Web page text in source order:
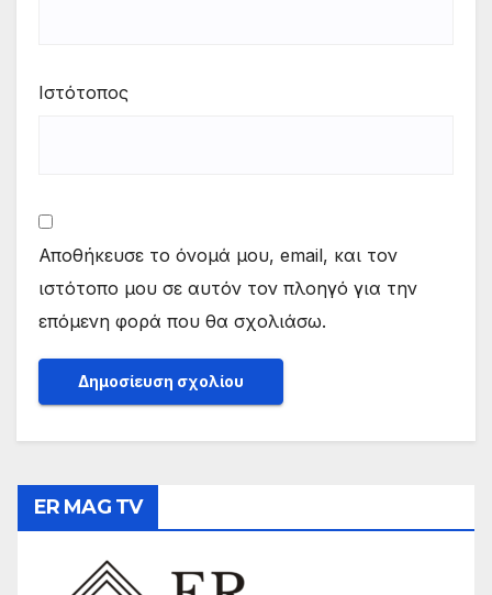
Ιστότοπος
Αποθήκευσε το όνομά μου, email, και τον
ιστότοπο μου σε αυτόν τον πλοηγό για την
επόμενη φορά που θα σχολιάσω.
ER MAG TV